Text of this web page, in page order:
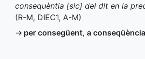
consequèntia [sic] del dit en la
(R-M, DIEC1, A-M)
→ per consegüent, a